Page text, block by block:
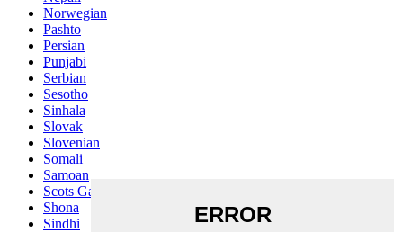
Norwegian
Pashto
Persian
Punjabi
Serbian
Sesotho
Sinhala
Slovak
Slovenian
Somali
Samoan
Scots Gaelic
Shona
Sindhi